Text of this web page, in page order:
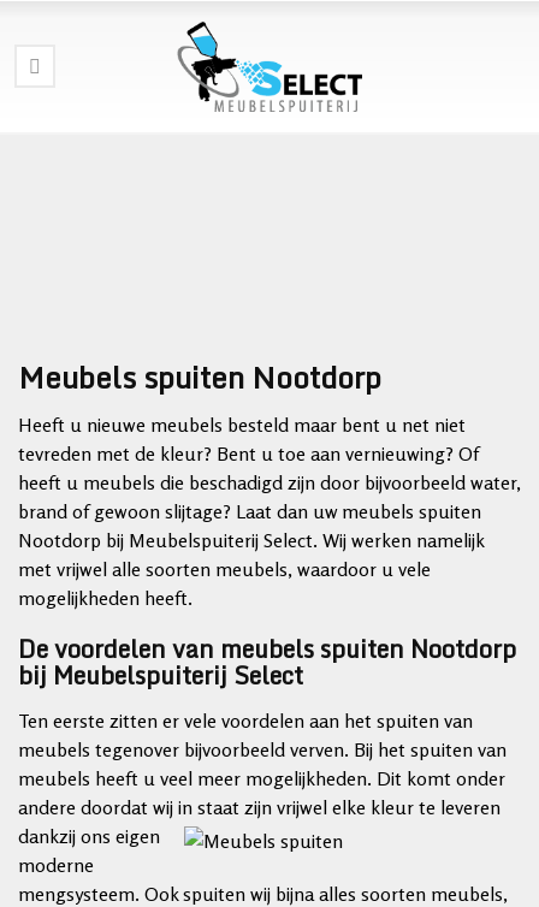
Meubels spuiten Nootdorp
Heeft u nieuwe meubels besteld maar bent u net niet
tevreden met de kleur? Bent u toe aan vernieuwing? Of
heeft u meubels die beschadigd zijn door bijvoorbeeld water,
brand of gewoon slijtage? Laat dan uw meubels spuiten
Nootdorp bij Meubelspuiterij Select. Wij werken namelijk
met vrijwel alle soorten meubels, waardoor u vele
mogelijkheden heeft.
De voordelen van meubels spuiten Nootdorp
bij Meubelspuiterij Select
Ten eerste zitten er vele voordelen aan het spuiten van
meubels tegenover bijvoorbeeld verven. Bij het spuiten van
meubels heeft u veel meer mogelijkheden. Dit komt onder
andere doordat wij in staat zijn vrijwel elke kleur te leveren
dankzij ons eigen
moderne
mengsysteem. Ook spuiten wij bijna alles soorten meubels,